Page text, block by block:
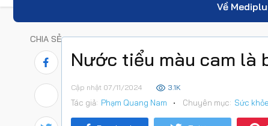
Về
Nước tiểu màu cam là
Cập nhật 07/11/2024 3.1K
Tác giả: Phạm Quang Nam • Chuyên mục: Sức khỏe
CHIA SẺ